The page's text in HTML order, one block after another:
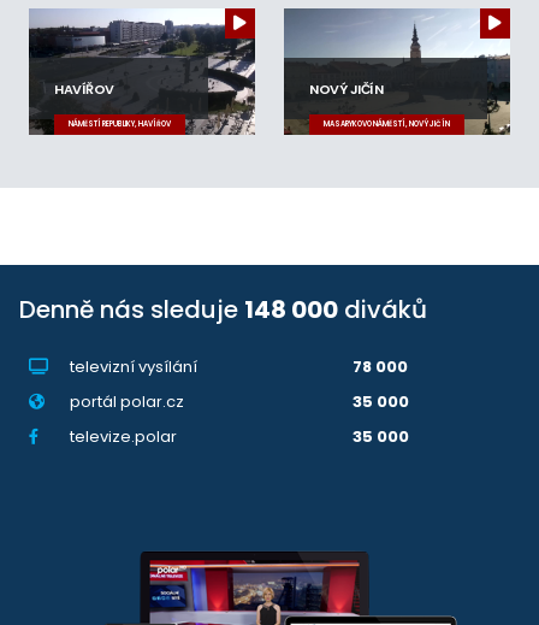
HAVÍŘOV
NÁMĚSTÍ REPUBLIKY, HAVÍŘOV
NOVÝ JIČÍN
MASARYKOVO NÁMĚSTÍ, NOVÝ JIČÍN
Denně nás sleduje 148 000 diváků
televizní vysílání
78 000
portál polar.cz
35 000
televize.polar
35 000